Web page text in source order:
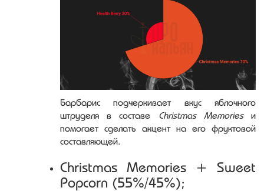
Барбарис подчеркивает вкус яблочного
штруделя в составе Christmas Memoriesи
помогает сделать акцент на его фруктовой
составляющей.
Christmas Memories + Sweet
Popcorn (55%/45%);